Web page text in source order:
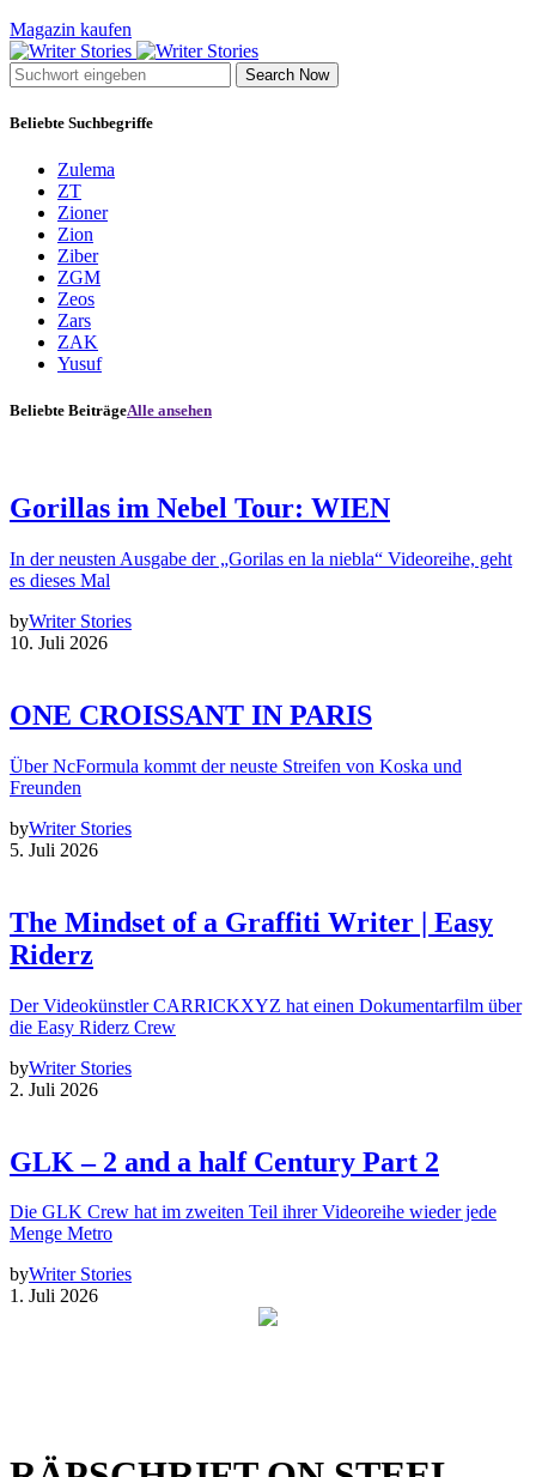
Magazin kaufen
Search Now
Beliebte Suchbegriffe
Zulema
ZT
Zioner
Zion
Ziber
ZGM
Zeos
Zars
ZAK
Yusuf
Beliebte BeiträgeAlle ansehen
Gorillas im Nebel Tour: WIEN
In der neusten Ausgabe der „Gorilas en la niebla“ Videoreihe, geht
es dieses Mal
byWriter Stories
10. Juli 2026
ONE CROISSANT IN PARIS
Über NcFormula kommt der neuste Streifen von Koska und
Freunden
byWriter Stories
5. Juli 2026
The Mindset of a Graffiti Writer | Easy
Riderz
Der Videokünstler CARRICKXYZ hat einen Dokumentarfilm über
die Easy Riderz Crew
byWriter Stories
2. Juli 2026
GLK – 2 and a half Century Part 2
Die GLK Crew hat im zweiten Teil ihrer Videoreihe wieder jede
Menge Metro
byWriter Stories
1. Juli 2026